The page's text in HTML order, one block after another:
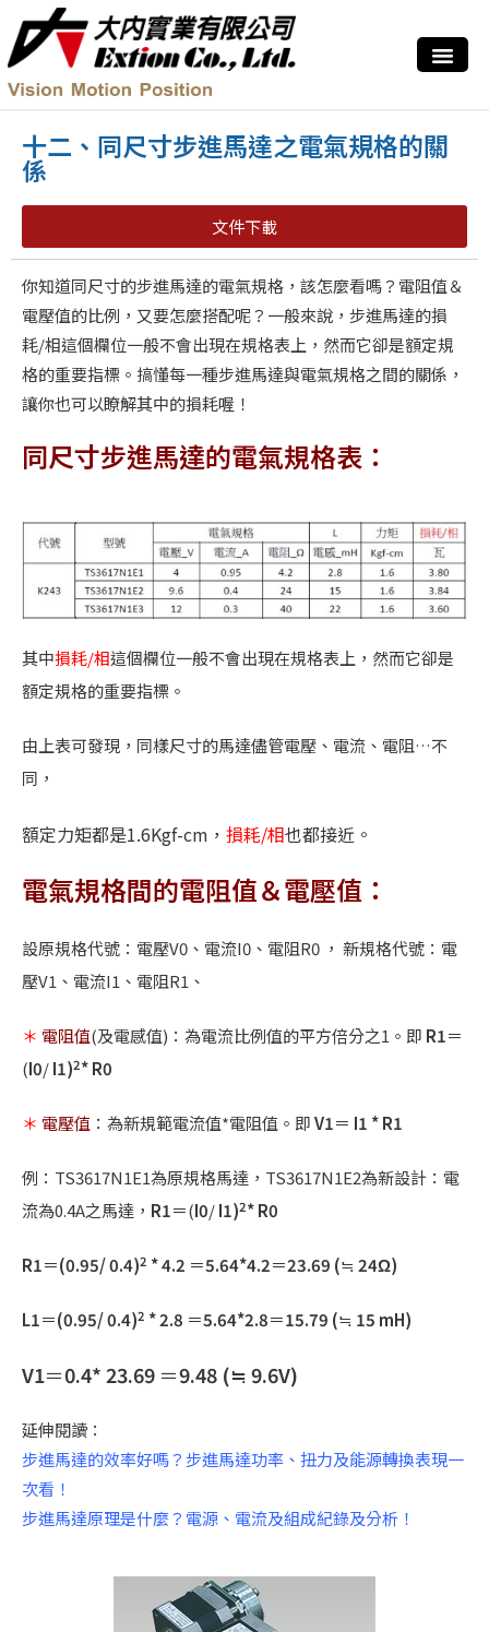
十二、同尺寸步進馬達之電氣規格的關
係
文件下載
你知道同尺寸的步進馬達的電氣規格，該怎麼看嗎？電阻值＆
電壓值的比例，又要怎麼搭配呢？一般來說，步進馬達的損
耗/相這個欄位一般不會出現在規格表上，然而它卻是額定規
格的重要指標。搞懂每一種步進馬達與電氣規格之間的關係，
讓你也可以瞭解其中的損耗喔！
同尺寸步進馬達的電氣規格表：
其中損耗/相這個欄位一般不會出現在規格表上，然而它卻是
額定規格的重要指標。
由上表可發現，同樣尺寸的馬達儘管電壓、電流、電阻…不
同，
額定力矩都是1.6Kgf-cm ， 損耗/相也都接近。
電氣規格間的電阻值＆電壓值：
設原規格代號：電壓V0 、電流I0 、電阻R0 ， 新規格代號：電
壓V1 、電流I1 、電阻R1 、
＊ 電阻值(及電感值)： 為電流比例值的平方倍分之1 。即 R1＝
(I0/I1)2* R0
＊ 電壓值 ：為新規範電流值*電阻值。即V1＝ I1 * R1
例： TS3617N1E1為原規格馬達， TS3617N1E2為新設計：電
流為0.4A之馬達， R1＝(I0/I1)2* R0
R1＝(0.95/ 0.4)2 * 4.2 ＝5.64*4.2＝23.69 (≒ 24Ω)
L1＝(0.95/ 0.4)2 * 2.8 ＝5.64*2.8＝15.79 (≒ 15 mH)
V1＝0.4* 23.69 ＝9.48 (≒9.6V)
延伸閱讀：
步進馬達的效率好嗎？步進馬達功率、扭力及能源轉換表現一
次看！
步進馬達原理是什麼？電源、電流及組成紀錄及分析！